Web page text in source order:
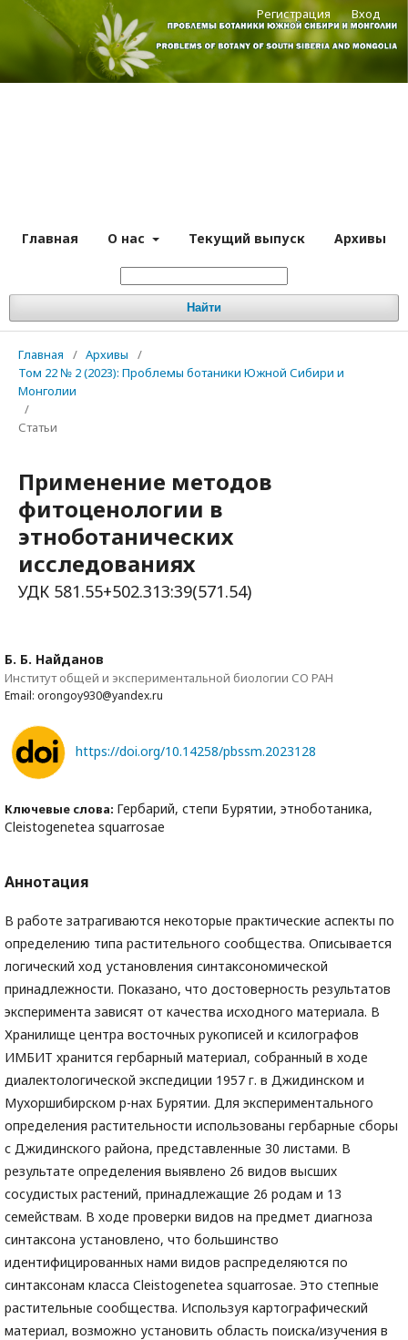
Главная О нас Текущий выпуск Архивы
Найти
Регистрация Вход
Главная / Архивы
/
Том 22 № 2 (2023): Проблемы ботаники Южной Сибири и
Монголии
/
Статьи
Применение методов
фитоценологии в
этноботанических
исследованиях
УДК 581.55+502.313:39(571.54)
Б. Б. Найданов
Институт общей и экспериментальной биологии СО РАН
Email: orongoy930@yandex.ru
https://doi.org/10.14258/pbssm.2023128
Ключевые слова: Гербарий, степи Бурятии, этноботаника,
Cleistogenetea squarrosae
Аннотация
В работе затрагиваются некоторые практические аспекты по
определению типа растительного сообщества. Описывается
логический ход установления синтаксономической
принадлежности. Показано, что достоверность результатов
эксперимента зависят от качества исходного материала. В
Хранилище центра восточных рукописей и ксилографов
ИМБИТ хранится гербарный материал, собранный в ходе
диалектологической экспедиции 1957 г. в Джидинском и
Мухоршибирском р-нах Бурятии. Для экспериментального
определения растительности использованы гербарные сборы
с Джидинского района, представленные 30 листами. В
результате определения выявлено 26 видов высших
сосудистых растений, принадлежащие 26 родам и 13
семействам. В ходе проверки видов на предмет диагноза
синтаксона установлено, что большинство
идентифицированных нами видов распределяются по
синтаксонам класса Cleistogenetea squarrosae. Это степные
растительные сообщества. Используя картографический
материал, возможно установить область поиска/изучения в